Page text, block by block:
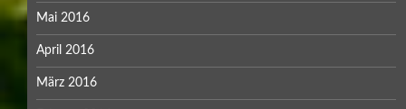
Mai 2016
April 2016
März 2016